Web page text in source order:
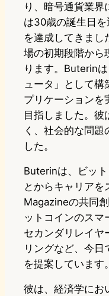
り、暗号通貨業界
は30歳の誕生日
を達成してきまし
場の初期段階から
ります。Buterin
ュータ」として構
プリケーションを
目指しました。彼
く、社会的な問題
した。
Buterinは、ビッ
とからキャリア
Magazineの共同
ットコインのスマ
セカンダリレイヤ
リングなど、今
を提案しています。
彼は、経済学にお